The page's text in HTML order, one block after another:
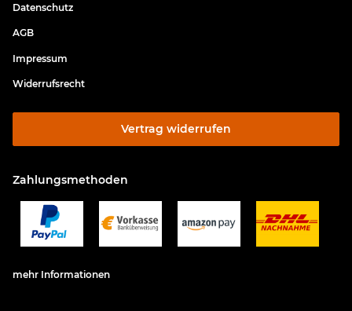
Datenschutz
AGB
Impressum
Widerrufsrecht
Vertrag widerrufen
Zahlungsmethoden
mehr Informationen